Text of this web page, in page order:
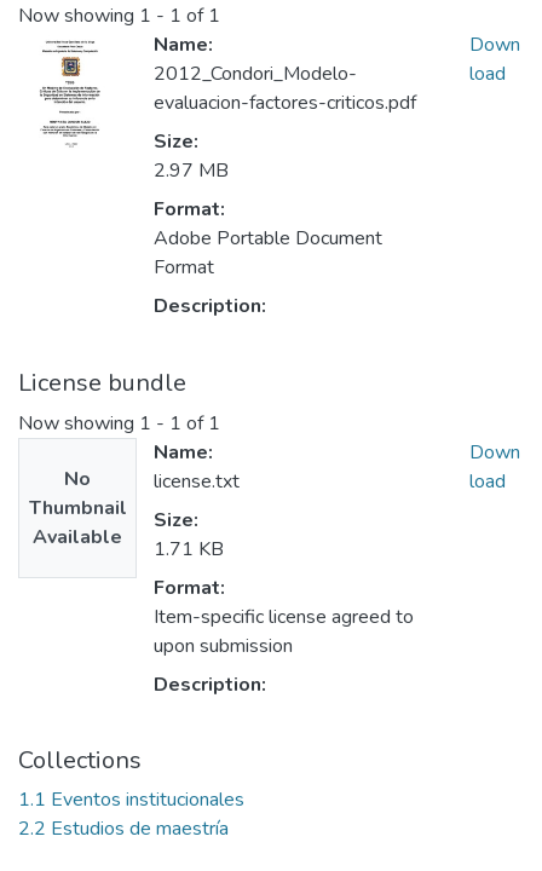
Now showing 1 - 1 of 1
Name:
2012_Condori_Modelo-
evaluacion-factores-criticos.pdf
Size:
2.97 MB
Format:
Adobe Portable Document
Format
Description:
Down
load
License bundle
Now showing 1 - 1 of 1
No
Thumbnail
Available
Name:
license.txt
Size:
1.71 KB
Format:
Item-specific license agreed to
upon submission
Description:
Down
load
Collections
1.1 Eventos institucionales
2.2 Estudios de maestría